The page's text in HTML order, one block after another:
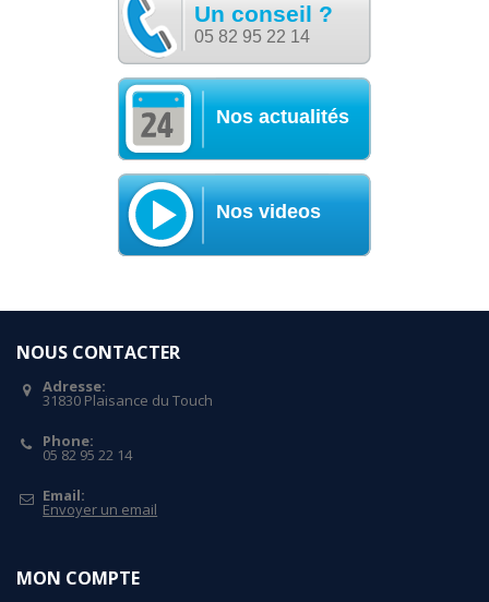
Un conseil ?
05 82 95 22 14
Nos actualités
Nos videos
NOUS CONTACTER
Adresse:
31830 Plaisance du Touch
Phone:
05 82 95 22 14
Email:
Envoyer un email
MON COMPTE